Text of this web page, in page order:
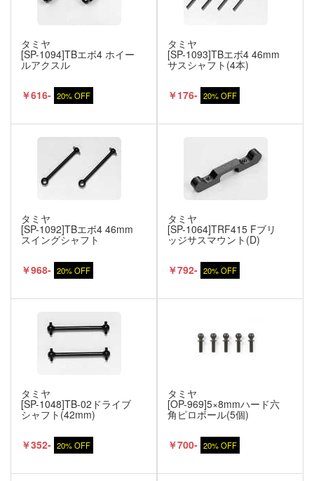
タミヤ
[SP-1094]TBエボ4 ホイー
ルアクスル
￥616- 20% OFF
タミヤ
[SP-1093]TBエボ4 46mm
サスシャフト(4本)
￥176- 20% OFF
タミヤ
[SP-1092]TBエボ4 46mm
スイングシャフト
￥968- 20% OFF
タミヤ
[SP-1064]TRF415 Fブリ
ッジサスマウント(D)
￥792- 20% OFF
タミヤ
[SP-1048]TB-02ドライブ
シャフト(42mm)
￥352- 20% OFF
タミヤ
[OP-969]5×8mmハード六
角ピロボール(5個)
￥700- 20% OFF